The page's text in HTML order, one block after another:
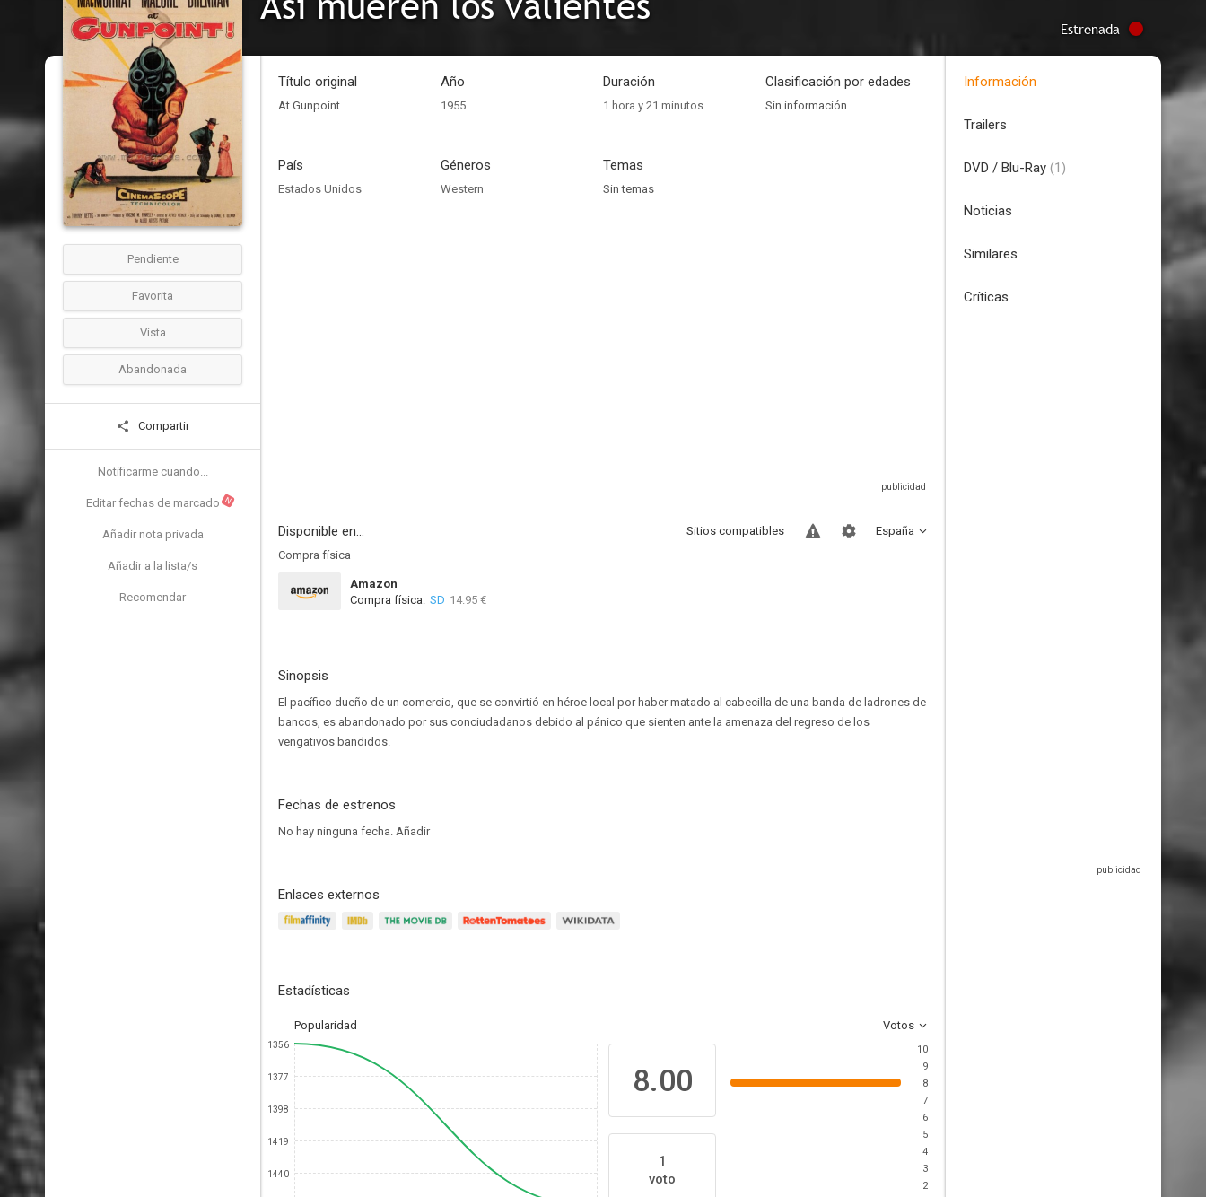
Estrenada
Pendiente
Favorita
Vista
Abandonada
Compartir
Notificarme cuando...
Editar fechas de marcado N
Añadir nota privada
Añadir a la lista/s
Recomendar
Título original
At Gunpoint
Año
1955
Duración
1 hora y 21 minutos
Clasificación por edades
Sin información
País
Estados Unidos
Géneros
Western
Temas
Sin temas
Disponible en... España
Sitios compatibles
Compra física
Amazon
Compra física: SD 14.95 €
Sinopsis
El pacífico dueño de un comercio, que se convirtió en héroe local por haber matado al cabecilla de una banda de ladrones de
bancos, es abandonado por sus conciudadanos debido al pánico que sienten ante la amenaza del regreso de los
vengativos bandidos.
Fechas de estrenos
No hay ninguna fecha. Añadir
Enlaces externos
Estadísticas
Popularidad Votos
1356
1377
1398
1419
1440
8.00
1
voto
10
9
8
7
6
5
4
3
2
Información
Trailers
DVD / Blu-Ray (1)
Noticias
Similares
Críticas